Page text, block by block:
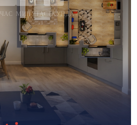
ЧАС МИНУТАСЕКУНДА